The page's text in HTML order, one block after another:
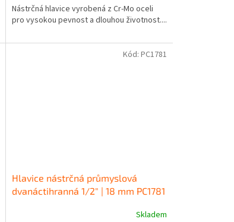
Nástrčná hlavice vyrobená z Cr-Mo oceli
pro vysokou pevnost a dlouhou životnost....
Hlavice nástrčná průmyslová
dvanáctihranná 1/2" | 18 mm PC1781
Skladem
Kód: PC1781